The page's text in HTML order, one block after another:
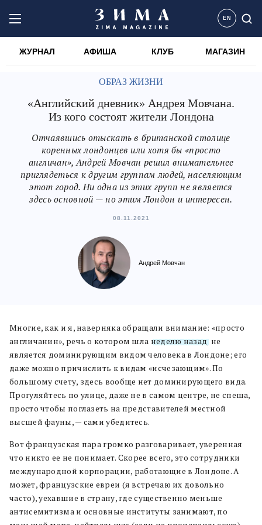
EN
ЖУРНАЛ АФИША КЛУБ МАГАЗИН
ОБРАЗ ЖИЗНИ
«Английский дневник» Андрея Мовчана.
Из кого состоят жители Лондона
Отчаявшись отыскать в британской столице
коренных лондонцев или хотя бы «просто
англичан», Андрей Мовчан решил внимательнее
приглядеться к другим группам людей, населяющим
этот город. Ни одна из этих групп не является
здесь основной — но этим Лондон и интересен.
08.11.2021
Андрей Мовчан
Многие, как и я, наверняка обращали внимание: «просто
англичанин», речь о котором шла неделю назад, не
является доминирующим видом человека в Лондоне; его
даже можно причислить к видам «исчезающим». По
большому счету, здесь вообще нет доминирующего вида.
Прогуляйтесь по улице, даже не в самом центре, не спеша,
просто чтобы поглазеть на представителей местной
высшей фауны, — сами убедитесь.
Вот французская пара громко разговаривает, уверенная
что никто ее не понимает. Скорее всего, это сотрудники
международной корпорации, работающие в Лондоне. А
может, французские евреи (я встречаю их довольно
часто), уехавшие в страну, где существенно меньше
антисемитизма и основные институты занимают, по